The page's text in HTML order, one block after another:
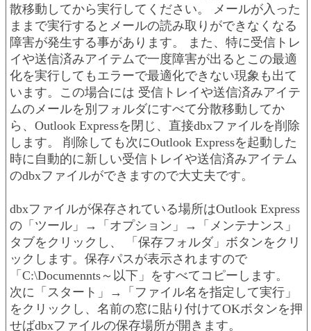
散移動してから実行してください。 メールが入った
ままで実行するとメールの読み取りができなくなる
障害が発生する事があります。 また、特に受信トレ
イや送信済みアイテムで一度障害が出るとこの最適
化を実行してもエラーで最適化できない現象も出て
います。この場合には 受信トレイや送信済みアイテ
ムのメールを別フォルダにすべて分散移動してか
ら、Outlook Expressを閉じ、直接dbxファイルを削除
します。 削除しても次にOutlook Expressを起動した
時に自動的に新しい受信トレイや送信済みアイテム
のdbxファイルができますので大丈夫です。
dbxファイルが保存されている場所はOutlook Express
の「ツール」→「オプション」→「メンテナンス」
タブをクリックし、 「保存フォルダ」ボタンをクリ
ックします。保存パスが表示されますので
「C:\Documennts～以下」をすべてコピーします。
次に「スタート」→「ファイル名を指定して実行」
をクリックし、名前の窓に貼り付けてOKボタンを押
せばdbxファイルの保存場所が開きます。